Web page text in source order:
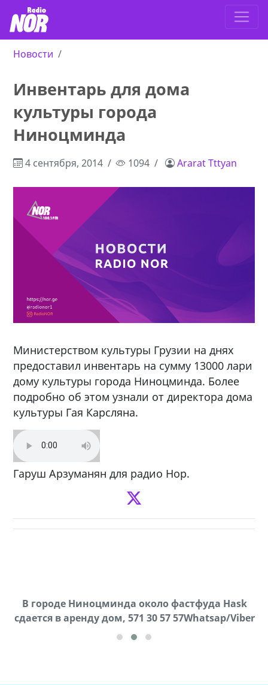
Новости
Инвентарь для дома
культуры города
Ниноцминда
4 сентября, 2014 1094 Ararat Tttyan
Министерством культуры Грузии на днях
предоставил инвентарь на сумму 13000 лари
дому культуры города Ниноцминда. Более
подробно об этом узнали от директора дома
культуры Гая Карсляна.
Гаруш Арзуманян для радио Нор.
В городе Ниноцминда около фастфуда Hask
cдается в аренду дом, 571 30 57 57Whatsap/Viber
Продается машина марки Prado,571 30 57
57Whatsap/Viber